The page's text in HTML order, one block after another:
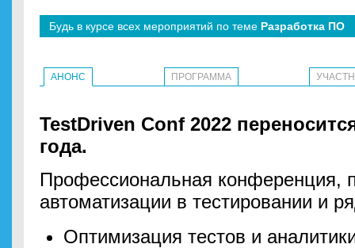
Будь в курсе всех мероприятий по теме Разработка ПО
АНОНС ПРОГРАММА
TestDriven Conf 2022
года.
Профессиональная конференция,
автоматизации в тестировании и
Оптимизация тестов и